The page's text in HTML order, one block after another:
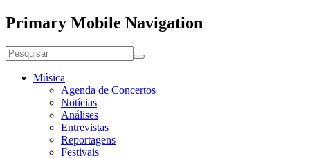
Primary Mobile Navigation
Música
Agenda de Concertos
Notícias
Análises
Entrevistas
Reportagens
Festivais